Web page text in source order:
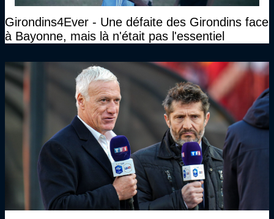
Girondins4Ever - Une défaite des Girondins face
à Bayonne, mais là n'était pas l'essentiel